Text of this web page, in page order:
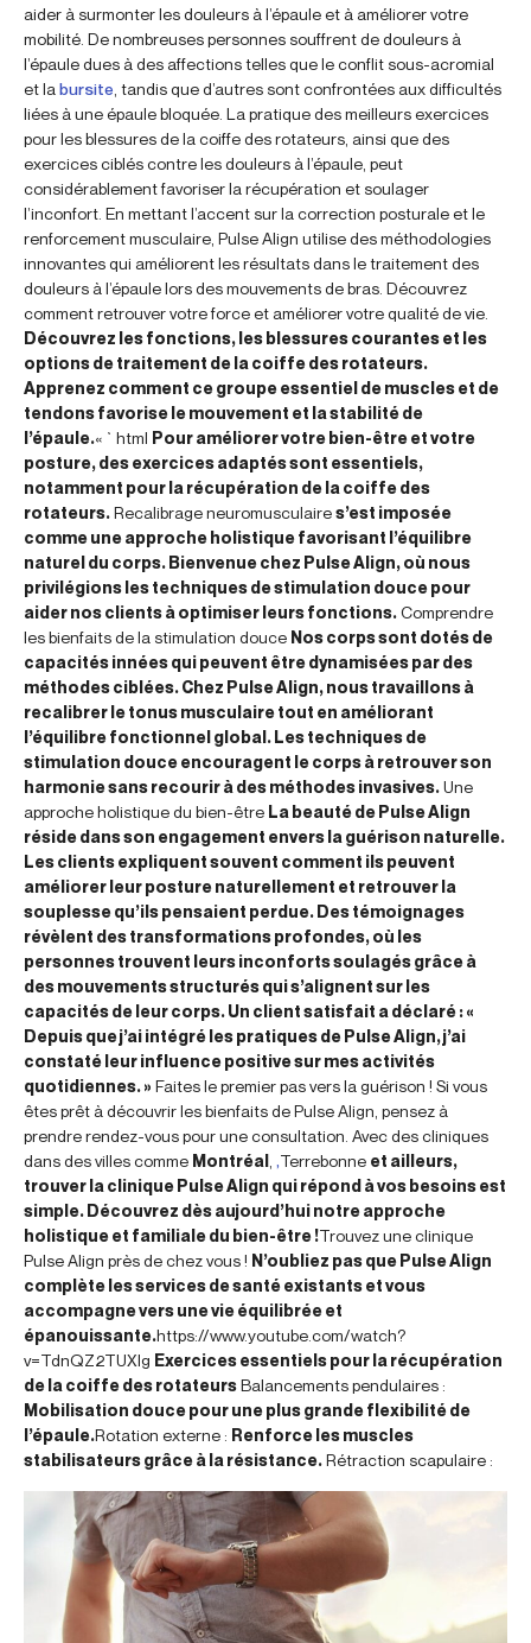
aider à surmonter les douleurs à l’épaule et à améliorer votre
mobilité. De nombreuses personnes souffrent de douleurs à
l’épaule dues à des affections telles que le conflit sous-acromial
et la bursite , tandis que d’autres sont confrontées aux difficultés
liées à une épaule bloquée. La pratique des meilleurs exercices
pour les blessures de la coiffe des rotateurs, ainsi que des
exercices ciblés contre les douleurs à l’épaule, peut
considérablement favoriser la récupération et soulager
l’inconfort. En mettant l’accent sur la correction posturale et le
renforcement musculaire, Pulse Align utilise des méthodologies
innovantes qui améliorent les résultats dans le traitement des
douleurs à l’épaule lors des mouvements de bras. Découvrez
comment retrouver votre force et améliorer votre qualité de vie.
Découvrez les fonctions, les blessures courantes et les
options de traitement de la coiffe des rotateurs.
Apprenez comment ce groupe essentiel de muscles et de
tendons favorise le mouvement et la stabilité de
l’épaule.« `html Pour améliorer votre bien-être et votre
posture, des exercices adaptés sont essentiels,
notamment pour la récupération de la coiffe des
rotateurs.Recalibrage neuromusculaires’est imposée
comme une approche holistique favorisant l’équilibre
naturel du corps. Bienvenue chez Pulse Align, où nous
privilégions les techniques de stimulation douce pour
aider nos clients à optimiser leurs fonctions.Comprendre
les bienfaits de la stimulation douce Nos corps sont dotés de
capacités innées qui peuvent être dynamisées par des
méthodes ciblées. Chez Pulse Align, nous travaillons à
recalibrer le tonus musculaire tout en améliorant
l’équilibre fonctionnel global. Les techniques de
stimulation douce encouragent le corps à retrouver son
harmonie sans recourir à des méthodes invasives.Une
approche holistique du bien-être La beauté de Pulse Align
réside dans son engagement envers la guérison naturelle.
Les clients expliquent souvent comment ils peuvent
améliorer leur posture naturellement et retrouver la
souplesse qu’ils pensaient perdue. Des témoignages
révèlent des transformations profondes, où les
personnes trouvent leurs inconforts soulagés grâce à
des mouvements structurés qui s’alignent sur les
capacités de leur corps. Un client satisfait a déclaré : «
Depuis que j’ai intégré les pratiques de Pulse Align, j’ai
constaté leur influence positive sur mes activités
quotidiennes. » Faites le premier pas vers la guérison ! Si vous
êtes prêt à découvrir les bienfaits de Pulse Align, pensez à
prendre rendez-vous pour une consultation. Avec des cliniques
dans des villes comme Montréal ,Terrebonne et ailleurs,
trouver la clinique Pulse Align qui répond à vos besoins est
simple. Découvrez dès aujourd’hui notre approche
holistique et familiale du bien-être !Trouvez une clinique
Pulse Align près de chez vous ! N’oubliez pas que Pulse Align
complète les services de santé existants et vous
accompagne vers une vie équilibrée et
épanouissante.https://www.youtube.com/watch?
v=TdnQZ2TUXlg Exercices essentiels pour la récupération
de la coiffe des rotateursBalancements pendulaires :
Mobilisation douce pour une plus grande flexibilité de
l’épaule.Rotation externe : Renforce les muscles
stabilisateurs grâce à la résistance.Rétraction scapulaire :